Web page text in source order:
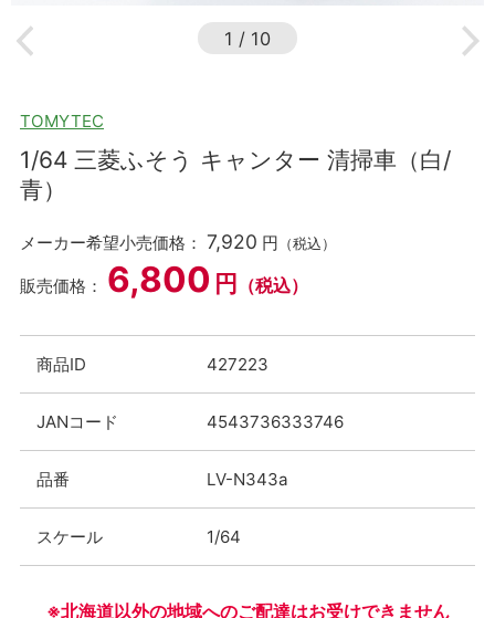
1 / 10
TOMYTEC
1/64 三菱ふそう キャンター 清掃車（白/
青）
メーカー希望小売価格： 7,920 円 （税込）
販売価格： 6,800 円 （税込）
商品ID 427223
JANコード 4543736333746
品番 LV-N343a
スケール 1/64
※北海道以外の地域へのご配達はお受けできません